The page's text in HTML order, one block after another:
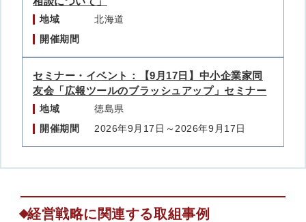
地域
北海道
開催期間
セミナー・イベント：【9月17日】中小企業家同
友会「広報ツールのブラッシュアップ」セミナー
地域
徳島県
開催期間
2026年9月17日～2026年9月17日
経営戦略に関連する取組事例